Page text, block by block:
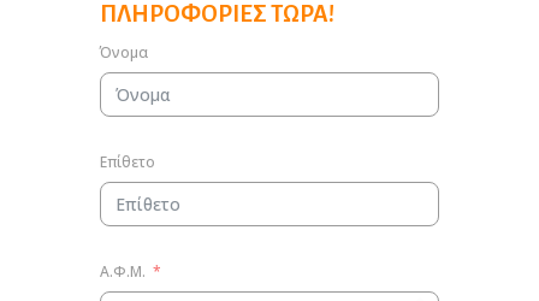
ΠΛΗΡΟΦΟΡΊΕΣ ΤΏΡΑ!
Όνομα
Επίθετο
Α.Φ.Μ.